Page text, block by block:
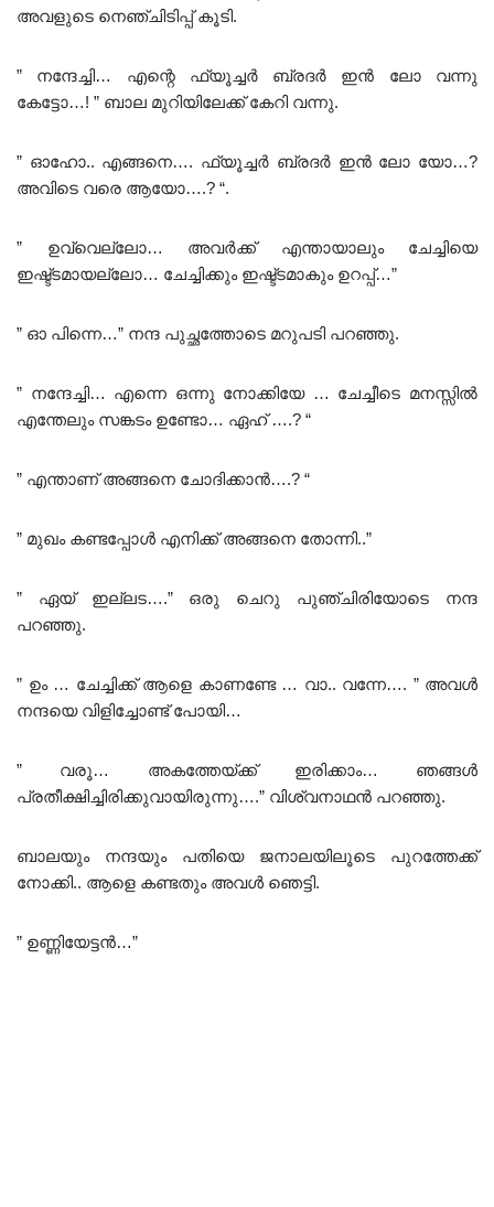
അവളുടെ നെഞ്ചിടിപ്പ് കൂടി.
” നന്ദേച്ചി… എന്റെ ഫ്യൂച്ചർ ബ്രദർ ഇൻ ലോ വന്നു
കേട്ടോ…! ” ബാല മുറിയിലേക്ക് കേറി വന്നു.
” ഓഹോ.. എങ്ങനെ…. ഫ്യൂച്ചർ ബ്രദർ ഇൻ ലോ യോ…?
അവിടെ വരെ ആയോ….? “.
” ഉവ്വെല്ലോ… അവർക്ക് എന്തായാലും ചേച്ചിയെ
ഇഷ്ട്ടമായല്ലോ… ചേച്ചിക്കും ഇഷ്ട്ടമാകും ഉറപ്പ്…”
” ഓ പിന്നെ…” നന്ദ പുച്ഛത്തോടെ മറുപടി പറഞ്ഞു.
” നന്ദേച്ചി… എന്നെ ഒന്നു നോക്കിയേ … ചേച്ചീടെ മനസ്സിൽ
എന്തേലും സങ്കടം ഉണ്ടോ… ഏഹ് ….? “
” എന്താണ് അങ്ങനെ ചോദിക്കാൻ….? “
” മുഖം കണ്ടപ്പോൾ എനിക്ക് അങ്ങനെ തോന്നി..”
” ഏയ്‌ ഇല്ലട….” ഒരു ചെറു പുഞ്ചിരിയോടെ നന്ദ
പറഞ്ഞു.
” ഉം … ചേച്ചിക്ക് ആളെ കാണണ്ടേ … വാ.. വന്നേ…. ” അവൾ
നന്ദയെ വിളിച്ചോണ്ട് പോയി…
” വരൂ… അകത്തേയ്ക്ക് ഇരിക്കാം… ഞങ്ങൾ
പ്രതീക്ഷിച്ചിരിക്കുവായിരുന്നു….” വിശ്വനാഥൻ പറഞ്ഞു.
ബാലയും നന്ദയും പതിയെ ജനാലയിലൂടെ പുറത്തേക്ക്
നോക്കി.. ആളെ കണ്ടതും അവൾ ഞെട്ടി.
” ഉണ്ണിയേട്ടൻ…”